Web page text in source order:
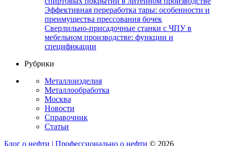
Эффективная переработка тары: особенности и
преимущества прессования бочек
Сверлильно-присадочные станки с ЧПУ в
мебельном производстве: функции и
спецификации
Рубрики
Металлоизделия
Металлообработка
Москва
Новости
Справочник
Статьи
Блог о нефти | Профессионально о нефти © 2026